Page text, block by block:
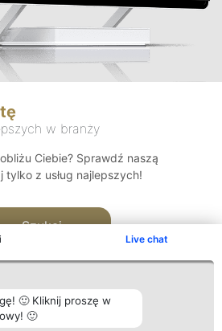
Live chat
🙂 Kliknij proszę w
🙂
w branży
Ciebie? Sprawdź naszą
z usług najlepszych!
Szukaj